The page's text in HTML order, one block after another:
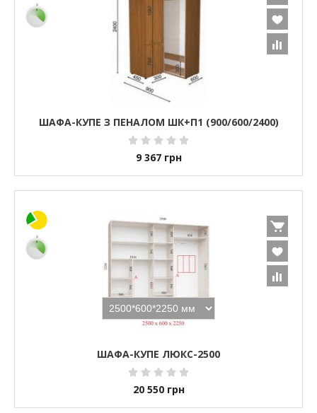
ШАФА-КУПЕ З ПЕНАЛОМ ШК+П1 (900/600/2400)
9 367 грн
ШАФА-КУПЕ ЛЮКС-2500
20 550 грн